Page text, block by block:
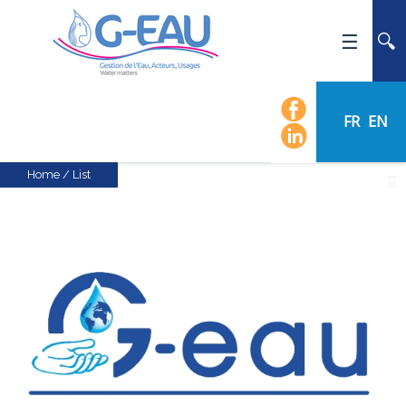
FR EN
NEWS
STAFF
SCIENTIFIC FIELDS
TEAMS
RECRUITMENT
Home / List